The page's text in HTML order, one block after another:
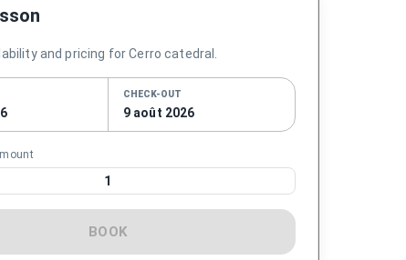
and pricing for Cerro catedral.
CHECK-OUT
9 août 2026
1
BOOK